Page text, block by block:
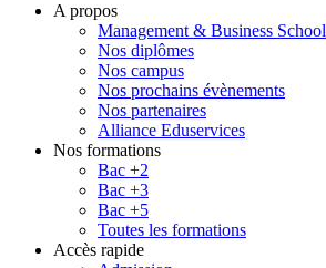
A propos
Management & Business School
Nos diplômes
Nos campus
Nos prochains évènements
Nos partenaires
Alliance Eduservices
Nos formations
Bac +2
Bac +3
Bac +5
Toutes les formations
Accès rapide